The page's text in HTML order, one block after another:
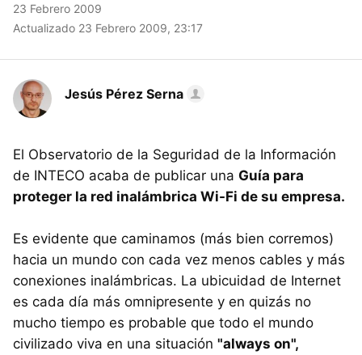
23 Febrero 2009
Actualizado 23 Febrero 2009, 23:17
Jesús Pérez Serna
El Observatorio de la Seguridad de la Información
de INTECO acaba de publicar una Guía para
proteger la red inalámbrica Wi-Fi de su empresa.
Es evidente que caminamos (más bien corremos)
hacia un mundo con cada vez menos cables y más
conexiones inalámbricas. La ubicuidad de Internet
es cada día más omnipresente y en quizás no
mucho tiempo es probable que todo el mundo
civilizado viva en una situación "always on",